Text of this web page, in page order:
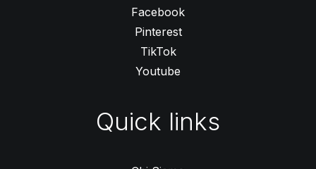
Facebook
Pinterest
TikTok
Youtube
Quick links